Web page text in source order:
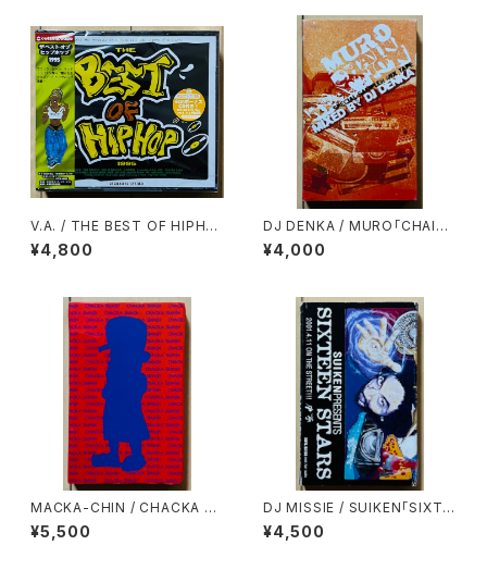
V.A. / THE BEST OF HIPHO
P 1995(2CD)
¥4,800
DJ DENKA / MURO「CHAIN
REACTION」SPECIAL SAMP
LER MIXTAPE
¥4,000
MACKA-CHIN / CHACKA S
MASH
¥5,500
DJ MISSIE / SUIKEN「SIXTE
EN STARS」ALBUM SAMPLE
R
¥4,500